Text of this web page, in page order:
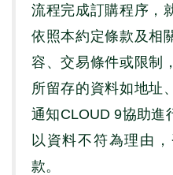
流程完成訂購程序，
依照本約定條款及相
容、交易條件或限制
所留存的資料如地址
通知CLOUD 9協助進
以資料不符為理由
款。